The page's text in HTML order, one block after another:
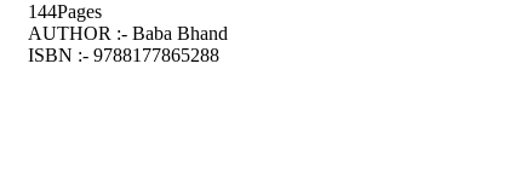
144Pages
AUTHOR :- Baba Bhand
ISBN :- 9788177865288